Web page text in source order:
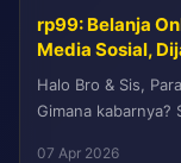
rp99: Belanja
Media Sosial,
Halo Bro & Sis,
Gimana kabarnya?
07 Apr 2026